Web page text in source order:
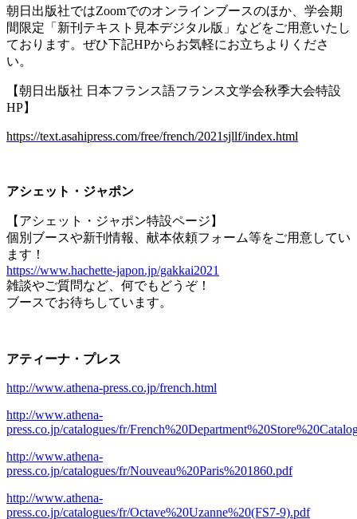
朝日出版社ではZoomでのオンラインブースのほか、学会期
間限定「新刊テキスト見本デジタル版」などをご用意いたし
ております。ぜひ下記HPからお気軽にお立ちよりくださ
い。
【朝日出版社 日本フランス語フランス文学会秋季大会特設
HP】
https://text.asahipress.com/free/french/2021sjllf/index.html
アシェット・ジャポン
【アシェット・ジャポン特設ページ】
個別ブースや新刊情報、献本依頼フォーム等をご用意してい
ます！
https://www.hachette-japon.jp/gakkai2021
雑談やご質問など、何でもどうぞ！
ブースでお待ちしています。
アティーナ・プレス
http://www.athena-press.co.jp/french.html
http://www.athena-
press.co.jp/catalogues/fr/
http://www.athena-
press.co.jp/catalogues/fr/Nouveau%20Paris%201860.pdf
http://www.athena-
press.co.jp/catalogues/fr/Octave%20Uzanne%20(FS7-9).pdf